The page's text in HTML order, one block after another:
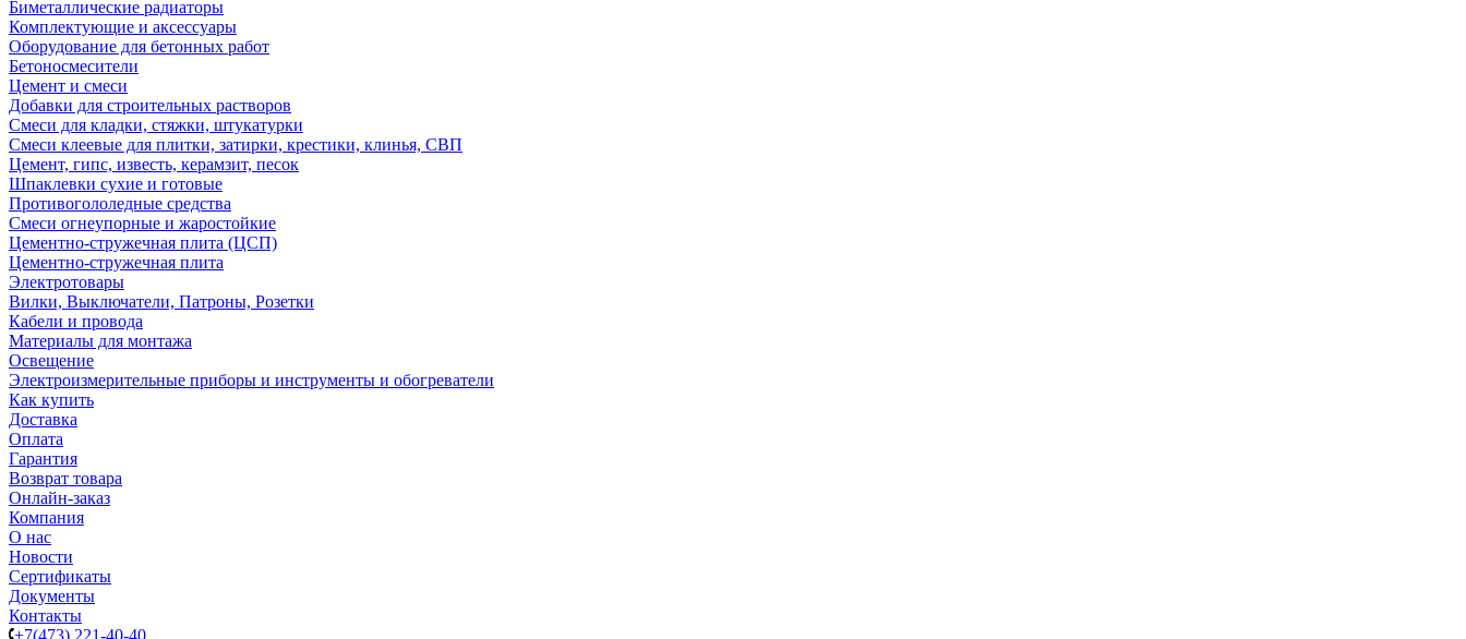
Биметаллические радиаторы
Комплектующие и аксессуары
Оборудование для бетонных работ
Бетоносмесители
Цемент и смеси
Добавки для строительных растворов
Смеси для кладки, стяжки, штукатурки
Смеси клеевые для плитки, затирки, крестики, клинья, СВП
Цемент, гипс, известь, керамзит, песок
Шпаклевки сухие и готовые
Противогололедные средства
Смеси огнеупорные и жаростойкие
Цементно-стружечная плита (ЦСП)
Цементно-стружечная плита
Электротовары
Вилки, Выключатели, Патроны, Розетки
Кабели и провода
Материалы для монтажа
Освещение
Электроизмерительные приборы и инструменты и обогреватели
Как купить
Доставка
Оплата
Гарантия
Возврат товара
Онлайн-заказ
Компания
О нас
Новости
Сертификаты
Документы
Контакты
+7(473) 221-40-40